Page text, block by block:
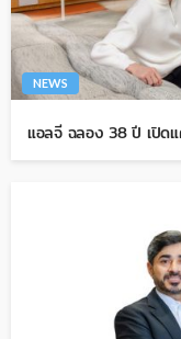
NEWS
แอลจี ฉลอง 38 ปี เปิด